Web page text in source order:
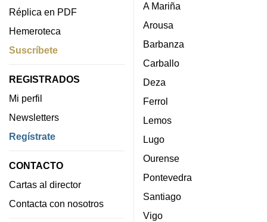
Réplica en PDF
Hemeroteca
Suscríbete
REGISTRADOS
Mi perfil
Newsletters
Regístrate
CONTACTO
Cartas al director
Contacta con nosotros
A Mariña
Arousa
Barbanza
Carballo
Deza
Ferrol
Lemos
Lugo
Ourense
Pontevedra
Santiago
Vigo